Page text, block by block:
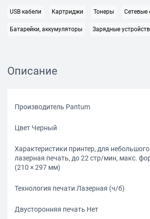
USB кабели Картриджи Тонеры Сетевые
Батарейки, аккумуляторы Зарядные
Описание
Производитель Pantum
Цвет Черный
Характеристики принтер, для
лазерная печать, до 22 стр/мин, макс.
(210 × 297 мм)
Технология печати Лазерная (ч/б)
Двусторонняя печать Нет